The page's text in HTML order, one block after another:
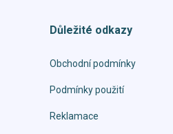
Důležité odkazy
Obchodní podmínky
Podmínky použití
Reklamace